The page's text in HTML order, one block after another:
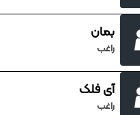
بمان
راغب
آی فلک
راغب